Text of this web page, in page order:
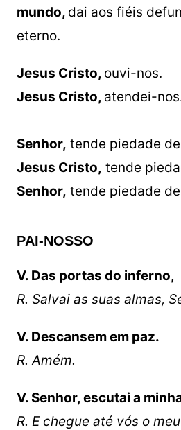
mundo, dai aos fiéis
eterno.
Jesus Cristo, ouvi-nos.
Jesus Cristo, atendei-
Senhor, tende piedade
Jesus Cristo, tende
Senhor, tende piedade
PAI-NOSSO
V. Das portas do inferno,
R. Salvai as suas almas,
V. Descansem em paz.
R. Amém.
V. Senhor, escutai a
R. E chegue até vós o